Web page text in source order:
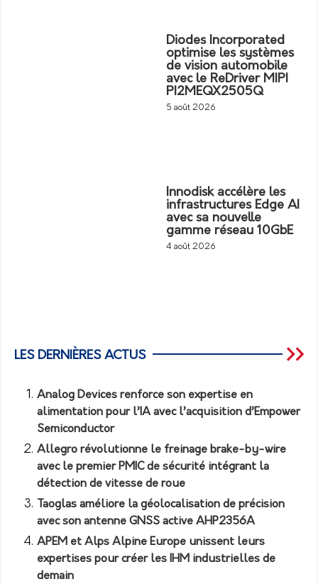
Diodes Incorporated
optimise les systèmes
de vision automobile
avec le ReDriver MIPI
PI2MEQX2505Q
5 août 2026
Innodisk accélère les
infrastructures Edge AI
avec sa nouvelle
gamme réseau 10GbE
4 août 2026
LES DERNIÈRES ACTUS
Analog Devices renforce son expertise en
alimentation pour l’IA avec l’acquisition d’Empower
Semiconductor
Allegro révolutionne le freinage brake-by-wire
avec le premier PMIC de sécurité intégrant la
détection de vitesse de roue
Taoglas améliore la géolocalisation de précision
avec son antenne GNSS active AHP2356A
APEM et Alps Alpine Europe unissent leurs
expertises pour créer les IHM industrielles de
demain